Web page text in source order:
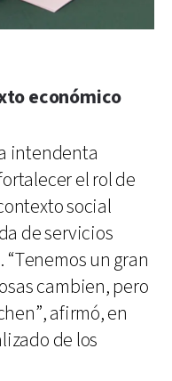
económico
intendenta
el rol de
social
de servicios
un gran
cambien, pero
afirmó, en
de los